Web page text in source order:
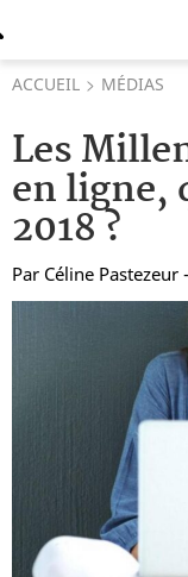
ACCUEIL MÉDIAS
Les
en ligne,
2018 ?
Par Céline Pastezeur